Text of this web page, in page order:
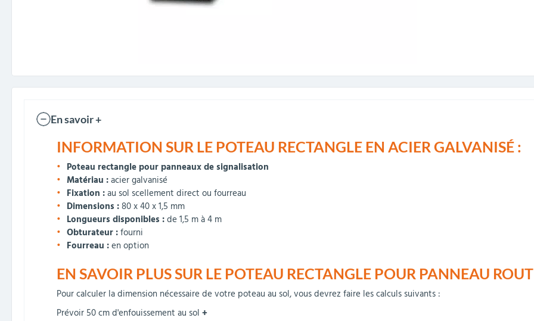
En savoir +
INFORMATION SUR LE POTEAU RECTANGLE EN ACIER GALVANISÉ :
Poteau rectangle pour panneaux de signalisation
Matériau :acier galvanisé
Fixation :au sol scellement direct ou fourreau
Dimensions :80 x 40 x 1,5 mm
Longueurs disponibles :de 1,5 m à 4 m
Obturateur :fourni
Fourreau :en option
EN SAVOIR PLUS SUR LE POTEAU RECTANGLE POUR PANNEAU
Pour calculer la dimension nécessaire de votre poteau au sol, vous devrez faire les calculs suivants :
Prévoir 50 cm d'enfouissement au sol +